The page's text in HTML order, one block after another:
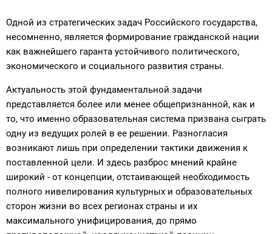
Одной из стратегических задач Российского государства,
несомненно, является формирование гражданской нации
как важнейшего гаранта устойчивого политического,
экономического и социального развития страны.
Актуальность этой фундаментальной задачи
представляется более или менее общепризнанной, как и
то, что именно образовательная система призвана сыграть
одну из ведущих ролей в ее решении. Разногласия
возникают лишь при определении тактики движения к
поставленной цели. И здесь разброс мнений крайне
широкий - от концепции, отстаивающей необходимость
полного нивелирования культурных и образовательных
сторон жизни во всех регионах страны и их
максимального унифицирования, до прямо